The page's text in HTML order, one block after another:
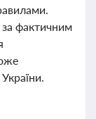
фактичним